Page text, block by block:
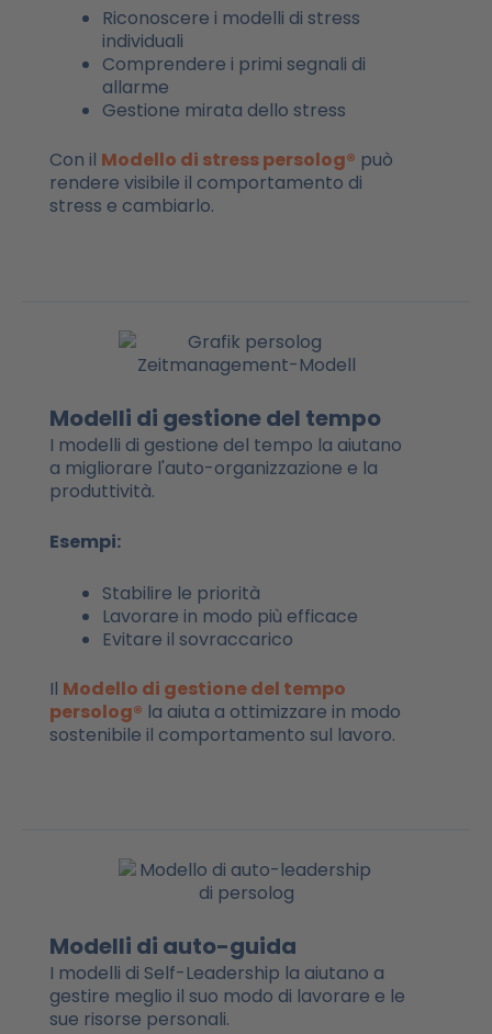
Riconoscere i modelli di stress
individuali
Comprendere i primi segnali di
allarme
Gestione mirata dello stress
Con il Modello di stress persolog® può
rendere visibile il comportamento di
stress e cambiarlo.
Modelli di gestione del tempo
I modelli di gestione del tempo la aiutano
a migliorare l'auto-organizzazione e la
produttività.
Esempi:
Stabilire le priorità
Lavorare in modo più efficace
Evitare il sovraccarico
Il Modello di gestione del tempo
persolog® la aiuta a ottimizzare in modo
sostenibile il comportamento sul lavoro.
Modelli di auto-guida
I modelli di Self-Leadership la aiutano a
gestire meglio il suo modo di lavorare e le
sue risorse personali.